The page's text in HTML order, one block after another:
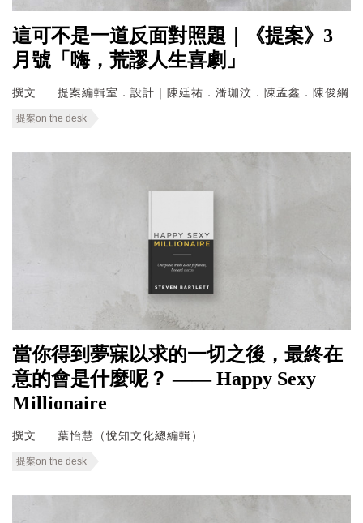
這可不是一道反面對照題｜《提案》3
月號「嗨，荒謬人生喜劇」
撰文 提案編輯室．設計｜陳廷祐．潘珈汶．陳孟鑫．陳俊綱
提案on the desk
當你得到夢寐以求的一切之後，最終在
意的會是什麼呢？ —— Happy Sexy
Millionaire
撰文 葉怡慧（悅知文化總編輯）
提案on the desk